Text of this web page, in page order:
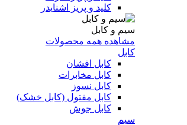
کلید و پریز اشنایدر
سیم و کابل
مشاهده همه محصولات
کابل
کابل افشان
کابل مخابرات
کابل نسوز
کابل مفتول (کابل خشک)
کابل جوش
سیم